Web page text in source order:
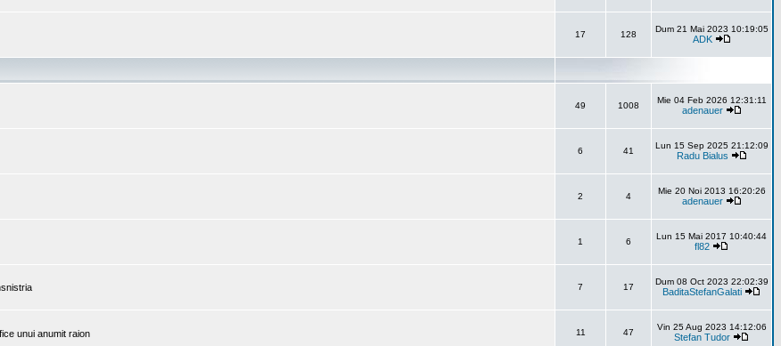
17 128
Dum 21 Mai 2023 10:19:05
ADK
49 1008
Mie 04 Feb 2026 12:31:11
adenauer
6 41
Lun 15 Sep 2025 21:12:09
Radu Bialus
2 4
Mie 20 Noi 2013 16:20:26
adenauer
1 6
Lun 15 Mai 2017 10:40:44
fl82
7 17
Dum 08 Oct 2023 22:02:39
BaditaStefanGalati
unui anumit raion 11 47
Vin 25 Aug 2023 14:12:06
Stefan Tudor